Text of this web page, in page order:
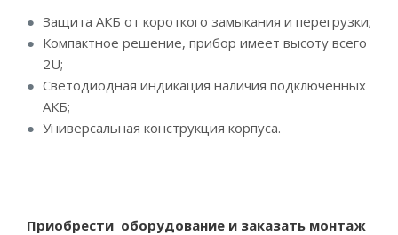
Защита АКБ от короткого замыкания и перегрузки;
Компактное решение, прибор имеет высоту всего
2U;
Светодиодная индикация наличия подключенных
АКБ;
Универсальная конструкция корпуса.
Приобрести оборудование и заказать монтаж